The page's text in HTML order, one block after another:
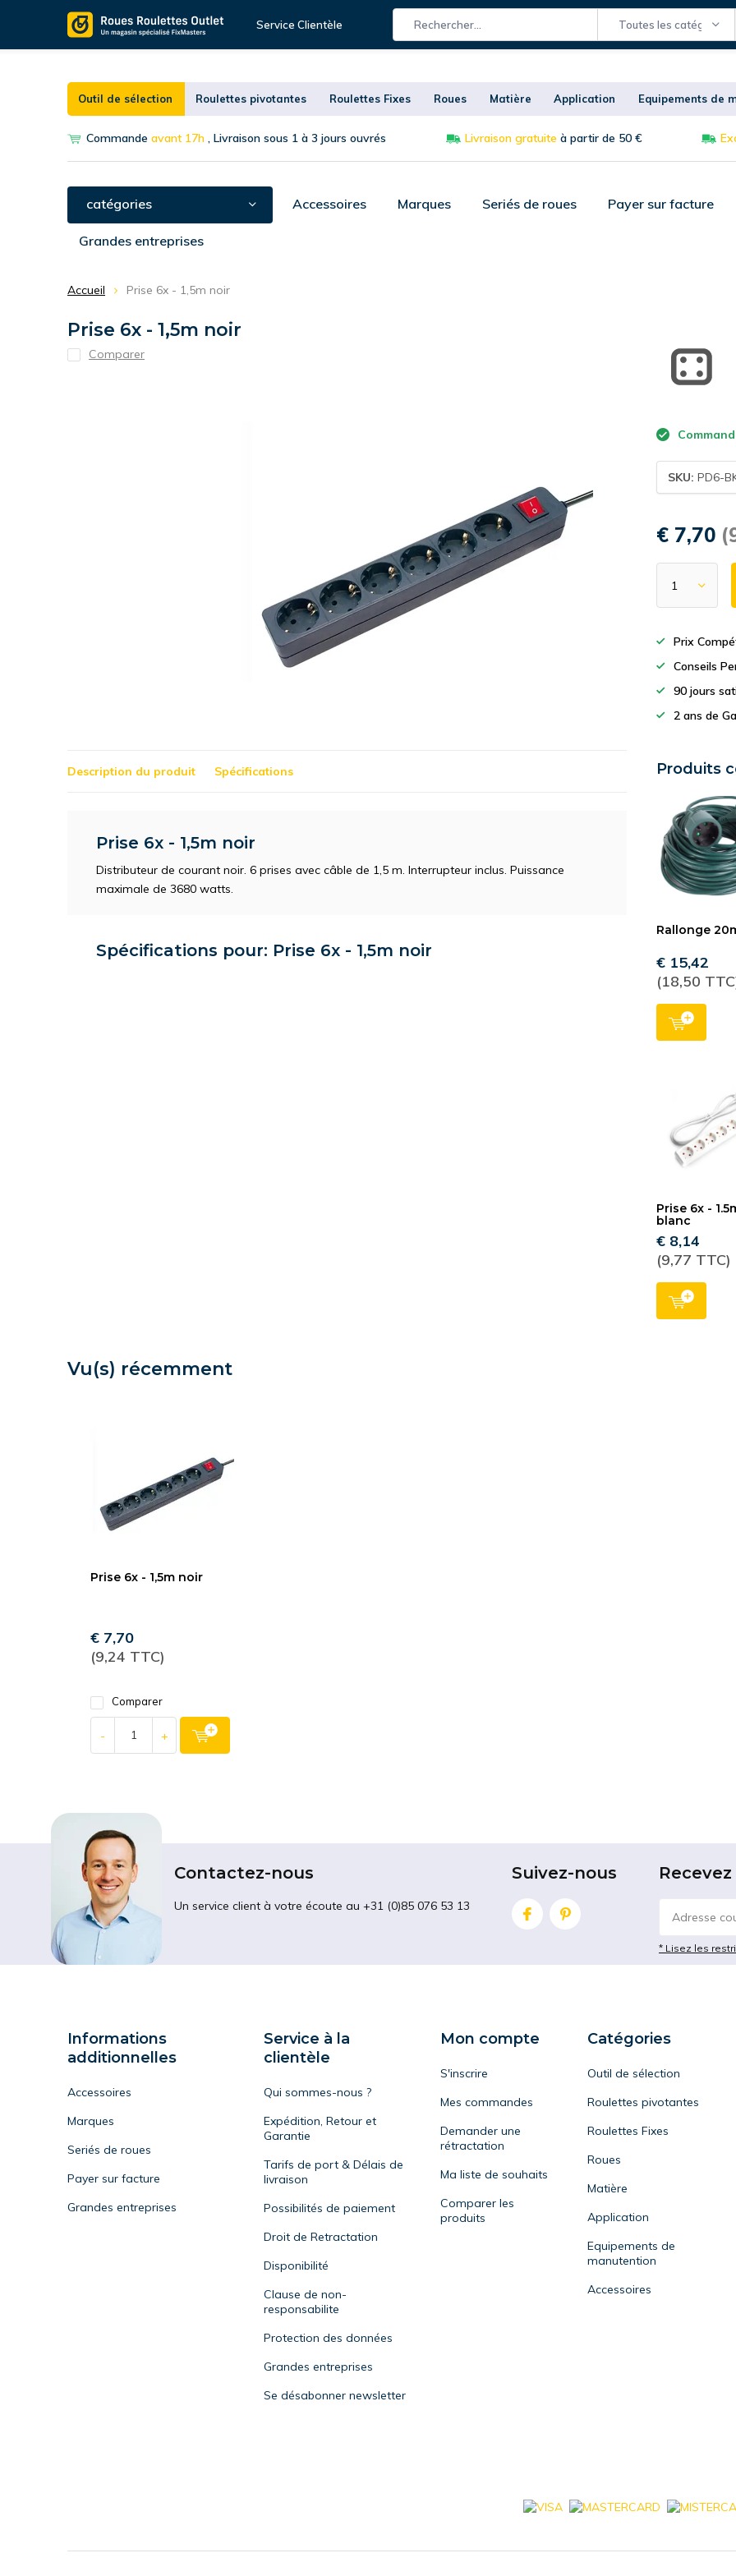
Service Clientèle Toutes les catégories
Outil de sélection Roulettes pivotantes Roulettes Fixes Roues Matière Application Equipements de
Commande avant 17h , Livraison sous 1 à 3 jours ouvrés Livraison gratuite à partir de 50 €
catégories Accessoires Marques Seriés de roues Payer sur facture
Grandes entreprises
Accueil Prise 6x - 1,5m noir
Prise 6x - 1,5m noir
Comparer
SKU: PD6-
€ 7,70
Prix
Conseils
90 jours
2 ans de
Description du produit Spécifications
Prise 6x - 1,5m noir
Distributeur de courant noir. 6 prises avec câble de 1,5 m. Interrupteur inclus. Puissance
maximale de 3680 watts.
Spécifications pour: Prise 6x - 1,5m noir
Produits
Rallonge
€ 15,42
(18,50
Prise 6x -
blanc
€ 8,14
(9,77 TTC)
Vu(s) récemment
Prise 6x - 1,5m noir
€ 7,70
(9,24 TTC)
Comparer
- +
Contactez-nous
Un service client à votre écoute au +31 (0)85 076 53 13
Suivez-nous
* Lisez les
Informations
additionnelles
Accessoires
Marques
Seriés de roues
Payer sur facture
Grandes entreprises
Service à la
clientèle
Qui sommes-nous ?
Expédition, Retour et
Garantie
Tarifs de port & Délais de
livraison
Possibilités de paiement
Droit de Retractation
Disponibilité
Clause de non-
responsabilite
Protection des données
Grandes entreprises
Se désabonner newsletter
Mon compte
S'inscrire
Mes commandes
Demander une
rétractation
Ma liste de souhaits
Comparer les
produits
Catégories
Outil de sélection
Roulettes pivotantes
Roulettes Fixes
Roues
Matière
Application
Equipements de
manutention
Accessoires